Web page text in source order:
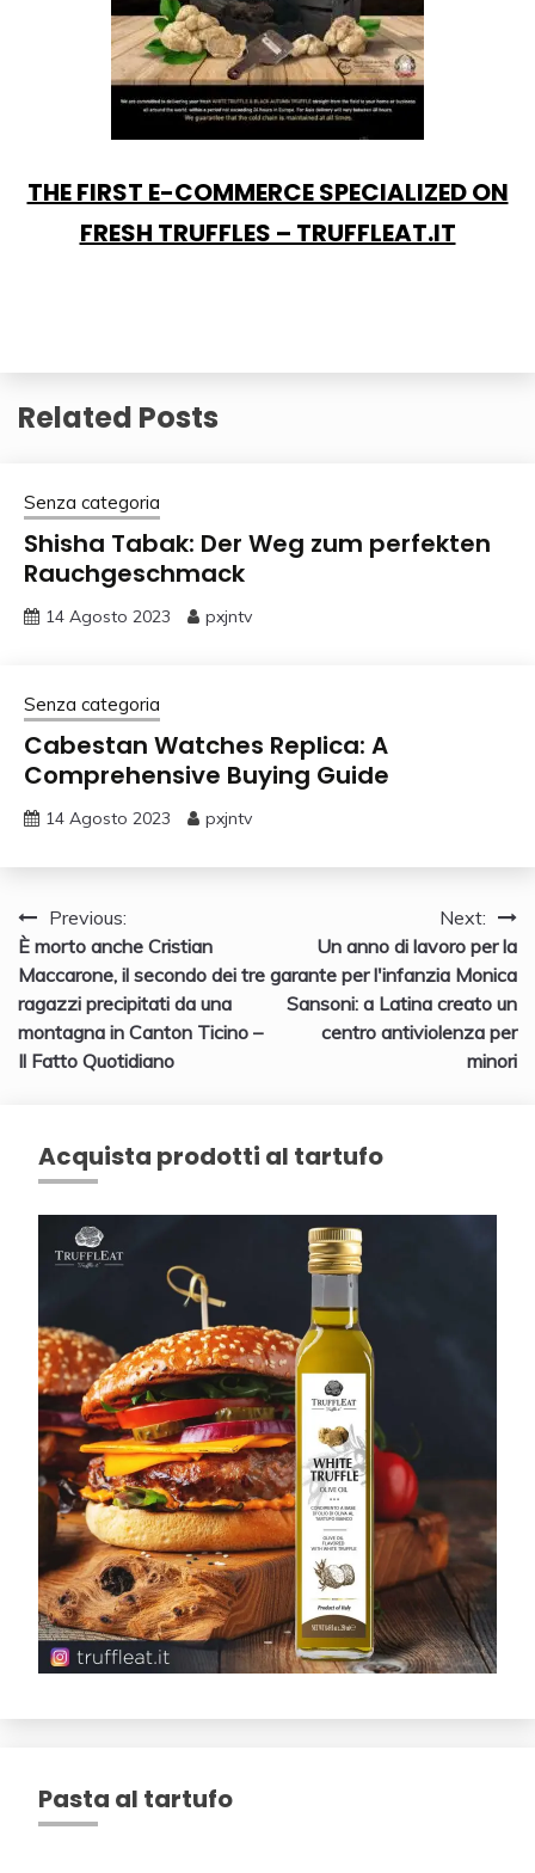
THE FIRST E-COMMERCE SPECIALIZED ON
FRESH TRUFFLES – TRUFFLEAT.IT
Related Posts
Senza categoria
Shisha Tabak: Der Weg zum perfekten
Rauchgeschmack
14 Agosto 2023 pxjntv
Senza categoria
Cabestan Watches Replica: A
Comprehensive Buying Guide
14 Agosto 2023 pxjntv
Navigazione
articoli
Previous:
È morto anche Cristian
Maccarone, il secondo dei tre
ragazzi precipitati da una
montagna in Canton Ticino –
Il Fatto Quotidiano
Next:
Un anno di lavoro per la
garante per l'infanzia Monica
Sansoni: a Latina creato un
centro antiviolenza per
minori
Acquista prodotti al tartufo
Pasta al tartufo